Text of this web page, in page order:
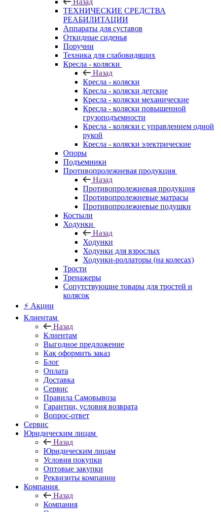
ТЕХНИЧЕСКИЕ СРЕДСТВА
РЕАБИЛИТАЦИИ
Аппараты для суставов
Откидные сиденья
Поручни
Техника для слабовидящих
Кресла - коляски
Назад
Кресла - коляски
Кресла - коляски детские
Кресла - коляски механические
Кресла - коляски повышенной
грузоподъемности
Кресла - коляски с управлением одной
рукой
Кресла - коляски электрические
Опоры
Подъемники
Противопролежневая продукция
Назад
Противопролежневая продукция
Противопролежневые матрасы
Противопролежневые подушки
Костыли
Ходунки
Назад
Ходунки
Ходунки для взрослых
Ходунки-роллаторы (на колесах)
Трости
Тренажеры
Сопутствующие товары для тростей и
колясок
⚡ Акции
Клиентам
Назад
Клиентам
Выгодное предложение
Как оформить заказ
Блог
Оплата
Доставка
Сервис
Правила Самовывоза
Гарантии, условия возврата
Вопрос-ответ
Сервис
Юридическим лицам
Назад
Юридическим лицам
Условия покупки
Оптовые закупки
Реквизиты компании
Компания
Назад
Компания